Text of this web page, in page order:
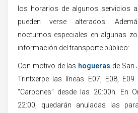
los horarios de algunos servicios
pueden verse alterados.
nocturnos especiales en algunas
información del transporte público:
Con motivo de las hogueras de San
Trintxerpe las líneas E07, E08,
"Carbones" desde las 20:00h. En
22:00, quedarán anuladas las